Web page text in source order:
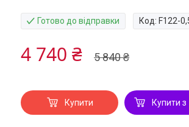
Готово до відправки Код: F122-
5 840 ₴
4 740 ₴
Купити Купити з